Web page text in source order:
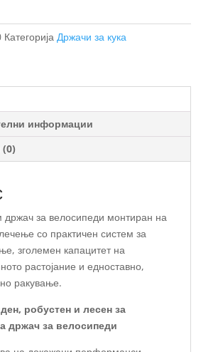
Категорија Држачи за кука
информации
за велосипеди монтиран на
со практичен систем за
зголемен капацитет на
растојание и едноставно,
ракување.
робустен и лесен за
држач за велосипеди